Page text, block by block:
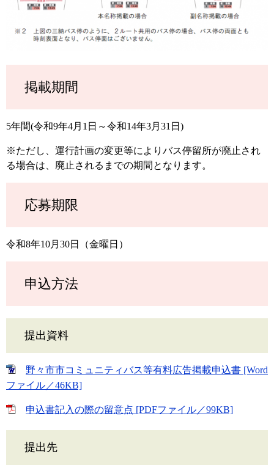
掲載期間
5年間(令和9年4月1日～令和14年3月31日)
※ただし、運行計画の変更等によりバス停留所が廃止され
る場合は、廃止されるまでの期間となります。
応募期限
令和8年10月30日（金曜日）
申込方法
提出資料
野々市市コミュニティバス等有料広告掲載申込書 [Word
ファイル／46KB]
申込書記入の際の留意点 [PDFファイル／99KB]
提出先